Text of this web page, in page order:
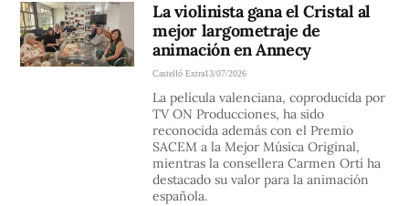
La violinista gana el Cristal al
mejor largometraje de
animación en Annecy
Castelló Extra13/07/2026
La película valenciana, coproducida por
TV ON Producciones, ha sido
reconocida además con el Premio
SACEM a la Mejor Música Original,
mientras la consellera Carmen Ortí ha
destacado su valor para la animación
española.